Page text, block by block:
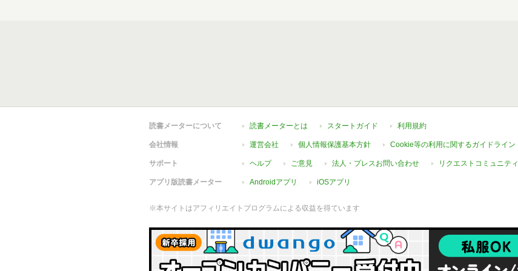
読書メーターについて 読書メーターとは スタートガイド 利用規約
会社情報 運営会社 個人情報保護基本方針 Cookie等の利用に関するガイドライン
サポート ヘルプ ご意見 法人・プレスお問い合わせ リクエストコミュニティ
アプリ版読書メーター Androidアプリ iOSアプリ
※本サイトはアフィリエイトプログラムによる収益を得ています